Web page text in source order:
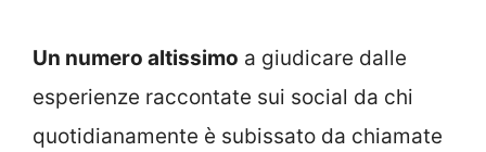
Un numero altissimo a giudicare dalle
esperienze raccontate sui social da chi
quotidianamente è subissato da chiamate